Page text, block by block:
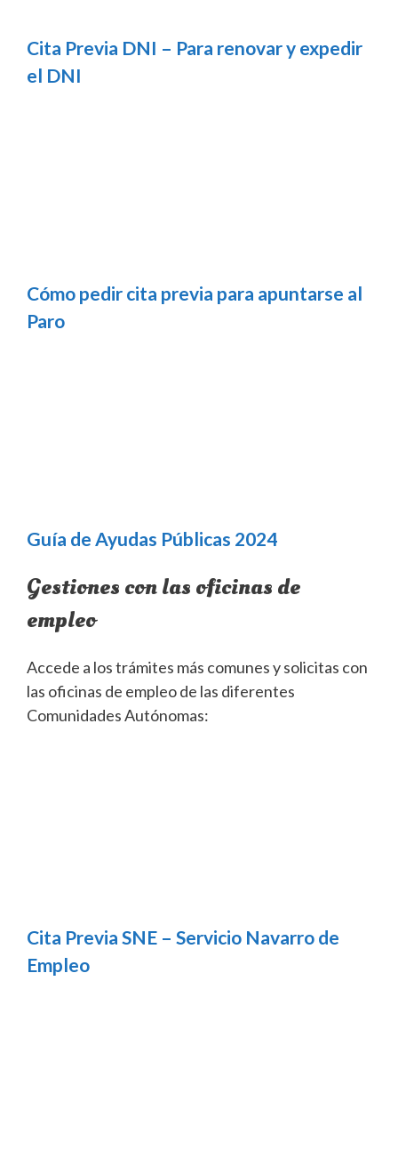
Cita Previa DNI – Para renovar y expedir
el DNI
Cómo pedir cita previa para apuntarse al
Paro
Guía de Ayudas Públicas 2024
Gestiones con las oficinas de
empleo
Accede a los trámites más comunes y solicitas con
las oficinas de empleo de las diferentes
Comunidades Autónomas:
Cita Previa SNE – Servicio Navarro de
Empleo